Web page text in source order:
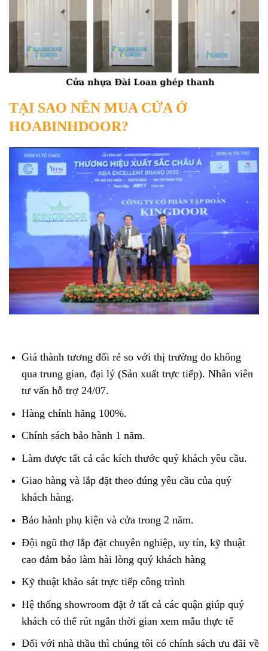
TẠI SAO NÊN MUA CỬA Ở
HOABINHDOOR?
Giá thành tương đối rẻ so với thị trường do không
qua trung gian, đại lý (Sản xuất trực tiếp). Nhân viên
tư vấn hỗ trợ 24/07.
Hàng chính hãng 100%.
Chính sách bảo hành 1 năm.
Làm được tất cả các kích thước quý khách yêu cầu.
Giao hàng và lắp đặt theo đúng yêu cầu của quý
khách hàng.
Bảo hành phụ kiện và cửa trong 2 năm.
Đội ngũ thợ lắp đặt chuyên nghiệp, uy tín, kỹ thuật
cao đảm bảo làm hài lòng quý khách hàng
Kỹ thuật khảo sát trực tiếp công trình
Hệ thống showroom đặt ở tất cả các quận giúp quý
khách có thể rút ngắn thời gian xem mẫu thực tế
Đối với nhà thầu thì chúng tôi có chính sách ưu đãi về